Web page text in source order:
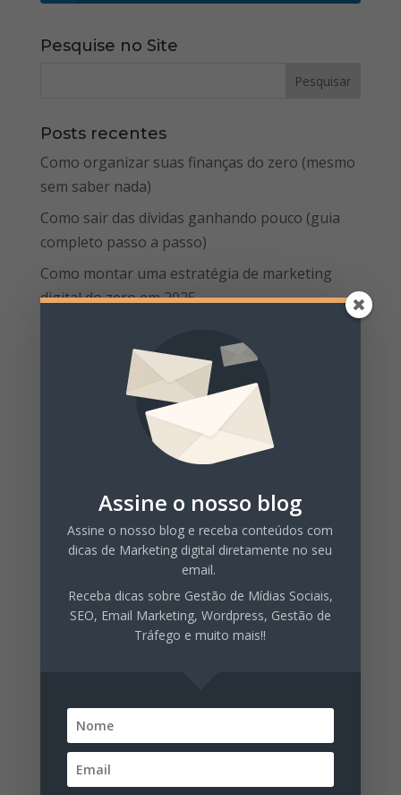
Pesquise no Site
Posts recentes
Como organizar suas finanças do zero (mesmo
sem saber nada)
Como sair das dívidas ganhando pouco (guia
completo passo a passo)
Como montar uma estratégia de marketing
digital do zero em 2025
Baixo Orçamento com Alto Impacto
Marketing de Conteúdo para Iniciantes: Um
Facebook Marketing
Finanças Pessoais
Inbound Marketing
Instagram Marketing
Organizar Finanças
Produção de Conteúdo
Sair das Dívidas
Assine o nosso blog
Assine o nosso blog e receba conteúdos com
dicas de Marketing digital diretamente no seu
email.
Receba dicas sobre Gestão de Mídias Sociais,
SEO, Email Marketing, Wordpress, Gestão de
Tráfego e muito mais!!